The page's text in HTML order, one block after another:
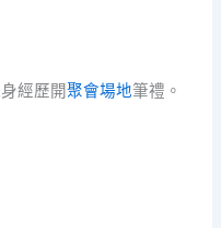
經歷開聚會場地筆禮。